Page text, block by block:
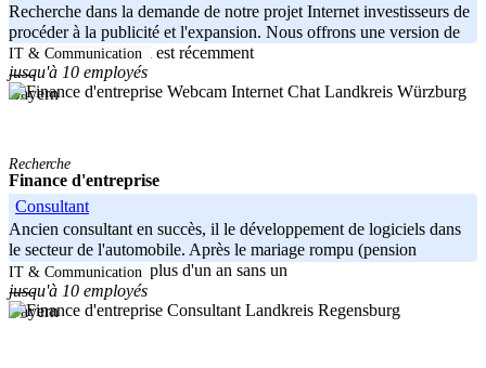
Recherche dans la demande de notre projet Internet investisseurs de
procéder à la publicité et l'expansion. Nous offrons une version de
la webcam chats, qui est récemment
-----
Bayern
IT & Communication
jusqu'à 10 employés
Landkreis Würzburg
Recherche
Finance d'entreprise
Consultant
Ancien consultant en succès, il le développement de logiciels dans
le secteur de l'automobile. Après le mariage rompu (pension
alimentaire élevé) et plus d'un an sans un
-----
Bayern
IT & Communication
jusqu'à 10 employés
Landkreis Regensburg